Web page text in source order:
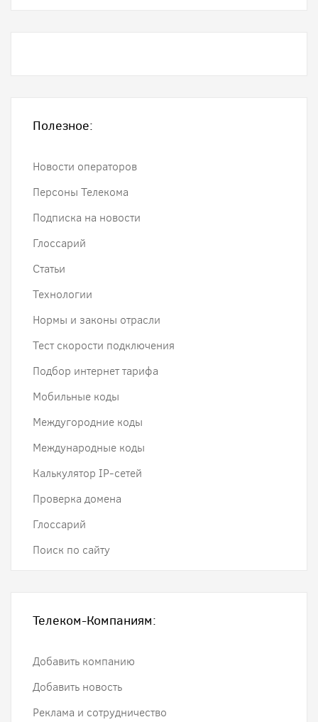
Полезное:
Новости операторов
Персоны Телекома
Подписка на новости
Глоссарий
Статьи
Технологии
Нормы и законы отрасли
Тест скорости подключения
Подбор интернет тарифа
Мобильные коды
Междугородние коды
Международные коды
Калькулятор IP-сетей
Проверка домена
Глоссарий
Поиск по сайту
Телеком-Компаниям:
Добавить компанию
Добавить новость
Реклама и сотрудничество